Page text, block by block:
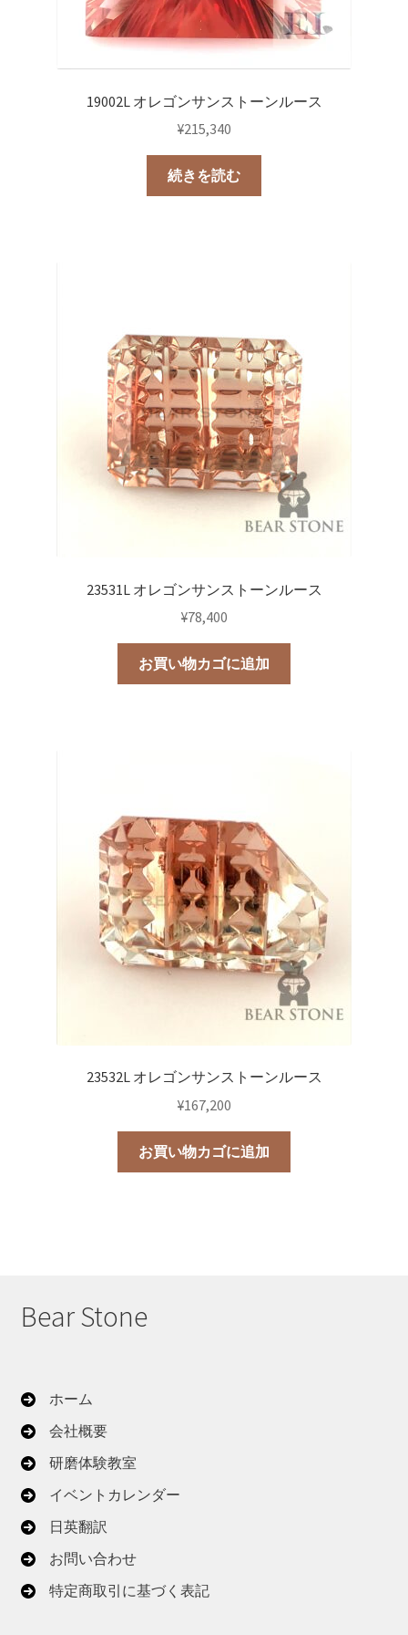
19002L オレゴンサンストーンルース
¥215,340
続きを読む
23531L オレゴンサンストーンルース
¥78,400
お買い物カゴに追加
23532L オレゴンサンストーンルース
¥167,200
お買い物カゴに追加
Bear Stone
ホーム
会社概要
研磨体験教室
イベントカレンダー
日英翻訳
お問い合わせ
特定商取引に基づく表記